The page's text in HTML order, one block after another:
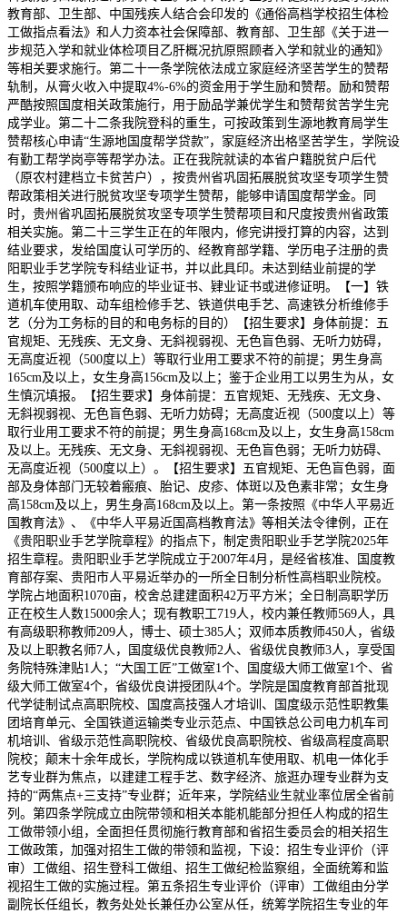
教育部、卫生部、中国残疾人结合会印发的《通俗高档学校招生体检
工做指点看法》和人力资本社会保障部、教育部、卫生部《关于进一
步规范入学和就业体检项目乙肝概况抗原照顾者入学和就业的通知》
等相关要求施行。第二十一条学院依法成立家庭经济坚苦学生的赞帮
轨制，从膏火收入中提取4%-6%的资金用于学生励和赞帮。励和赞帮
严酷按照国度相关政策施行，用于励品学兼优学生和赞帮贫苦学生完
成学业。第二十二条我院登科的重生，可按政策到生源地教育局学生
赞帮核心申请“生源地国度帮学贷款”，家庭经济出格坚苦学生，学院设
有勤工帮学岗亭等帮学办法。正在我院就读的本省户籍脱贫户后代
（原农村建档立卡贫苦户），按贵州省巩固拓展脱贫攻坚专项学生赞
帮政策相关进行脱贫攻坚专项学生赞帮，能够申请国度帮学金。同
时，贵州省巩固拓展脱贫攻坚专项学生赞帮项目和尺度按贵州省政策
相关实施。第二十三学生正在的年限内，修完讲授打算的内容，达到
结业要求，发给国度认可学历的、经教育部学籍、学历电子注册的贵
阳职业手艺学院专科结业证书，并以此具印。未达到结业前提的学
生，按照学籍颁布响应的毕业证书、肄业证书或进修证明。【一】铁
道机车使用取、动车组检修手艺、铁道供电手艺、高速铁分析维修手
艺（分为工务标的目的和电务标的目的）【招生要求】身体前提：五
官规矩、无残疾、无文身、无斜视弱视、无色盲色弱、无听力妨碍，
无高度近视（500度以上）等取行业用工要求不符的前提；男生身高
165cm及以上，女生身高156cm及以上；鉴于企业用工以男生为从，女
生慎沉填报。【招生要求】身体前提：五官规矩、无残疾、无文身、
无斜视弱视、无色盲色弱、无听力妨碍；无高度近视（500度以上）等
取行业用工要求不符的前提；男生身高168cm及以上，女生身高158cm
及以上。无残疾、无文身、无斜视弱视、无色盲色弱；无听力妨碍、
无高度近视（500度以上）。【招生要求】五官规矩、无色盲色弱，面
部及身体部门无较着瘢痕、胎记、皮疹、体斑以及色素非常；女生身
高158cm及以上，男生身高168cm及以上。第一条按照《中华人平易近
国教育法》、《中华人平易近国高档教育法》等相关法令律例，正在
《贵阳职业手艺学院章程》的指点下，制定贵阳职业手艺学院2025年
招生章程。贵阳职业手艺学院成立于2007年4月，是经省核准、国度教
育部存案、贵阳市人平易近举办的一所全日制分析性高档职业院校。
学院占地面积1070亩，校舍总建建面积42万平方米；全日制高职学历
正在校生人数15000余人；现有教职工719人，校内兼任教师569人，具
有高级职称教师209人，博士、硕士385人；双师本质教师450人，省级
及以上职教名师7人，国度级优良教师2人、省级优良教师3人，享受国
务院特殊津贴1人；“大国工匠”工做室1个、国度级大师工做室1个、省
级大师工做室4个，省级优良讲授团队4个。学院是国度教育部首批现
代学徒制试点高职院校、国度高技强人才培训、国度级示范性职教集
团培育单元、全国铁道运输类专业示范点、中国铁总公司电力机车司
机培训、省级示范性高职院校、省级优良高职院校、省级高程度高职
院校；颠末十余年成长，学院构成以铁道机车使用取、机电一体化手
艺专业群为焦点，以建建工程手艺、数字经济、旅逛办理专业群为支
持的“两焦点+三支持”专业群；近年来，学院结业生就业率位居全省前
列。第四条学院成立由院带领和相关本能机能部分担任人构成的招生
工做带领小组，全面担任贯彻施行教育部和省招生委员会的相关招生
工做政策，加强对招生工做的带领和监视，下设：招生专业评价（评
审）工做组、招生登科工做组、招生工做纪检监察组，全面统筹和监
视招生工做的实施过程。第五条招生专业评价（评审）工做组由分学
副院长任组长，教务处处长兼任办公室从任，统筹学院招生专业的年